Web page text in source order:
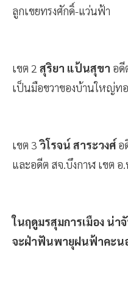
ลูกเขยทรงศักดิ์-แว่นฟ้า
เขต 2 สุริยา แป้นสุขา อดี
เป็นมือขวาของบ้านใหญ่ท
เขต 3วิโรจน์ สาระวงศ์ อ
และอดีต สจ.บึงกาฬ เขต อ
ในฤดูมรสุมการเมือง น่
จะฝ่าฟันพายุฝนฟ้าคะน